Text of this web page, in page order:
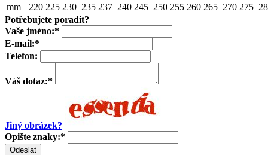
mm
220 225 230 235 237 240 245 250 255 260 265 270 275
Potřebujete poradit?
Vaše jméno:*
E-mail:*
Telefon:
Váš dotaz:*
Jiný obrázek?
Opište znaky:*
Odeslat